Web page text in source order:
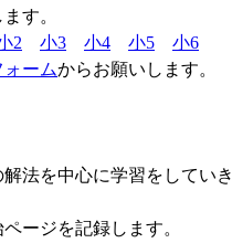
す。
2 小3 小4 小5
小6
ームからお願いします。
法を中心に学習をしてい
ージを記録します。